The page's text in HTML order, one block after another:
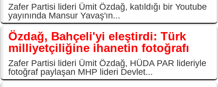
Zafer Partisi lideri Ümit Özdağ, katıldığı bir Youtube
yayınında Mansur Yavaş'ın...
Özdağ, Bahçeli'yi eleştirdi: Türk
milliyetçiliğine ihanetin fotoğrafı
Zafer Partisi lideri Ümit Özdağ, HÜDA PAR lideriyle
fotoğraf paylaşan MHP lideri Devlet...